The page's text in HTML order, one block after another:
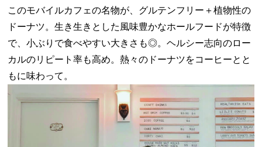
このモバイルカフェの名物が、グルテンフリー＋植物性の
ドーナツ。生き生きとした風味豊かなホールフードが特徴
で、小ぶりで食べやすい大きさも◎。ヘルシー志向のロー
カルのリピート率も高め。熱々のドーナツをコーヒーとと
もに味わって。